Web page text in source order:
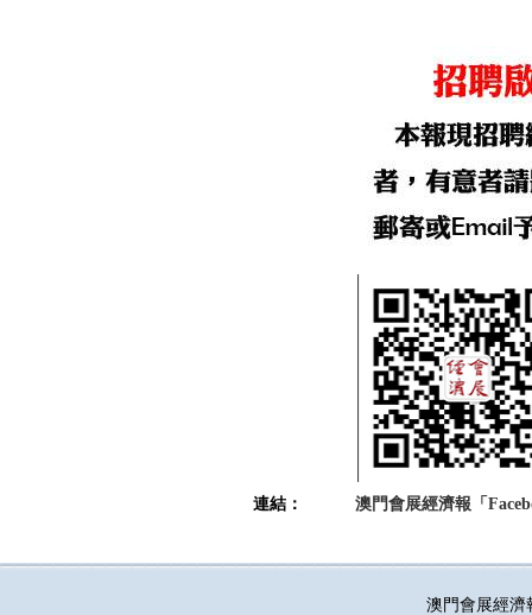
連結： 澳門會展經濟報「
澳門會展經